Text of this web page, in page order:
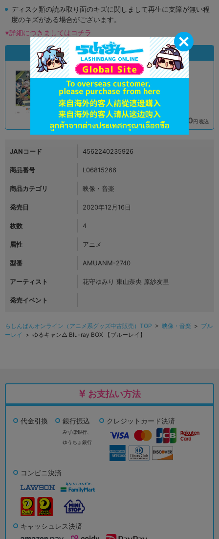
ディスク類の読み取り面のキズに関しまして再生に支障が無い程
度のキズがある場合がございます。
※詳細につきましてはコチラ
状態違いの同一商品
状態 : A
オンライン
品切状態 9,990 円 税込
状態 :B
在庫あり 7,790円 税込
JANコード 4562240235926
商品番号 L06815266
商品カテゴリ 映像・音楽
発売日 2020年12月16日
枚数 4
属性 アニメ
型番 AMUANM-2740
アーティスト 花守ゆみり 東山奈央 原紗友里
発売イベント
らしんばんオンライン（アニメ系グッズ中古販売）TOP > 映像・音楽 > ブル
ーレイ > ゆるキャン△ Blu-ray BOX 【ブルーレイ】
お支払い方法
代金引換 銀行振込
みずほ銀行、
ゆうちょ銀行
クレジットカード決済
コンビニ決済
キャッシュレス決済